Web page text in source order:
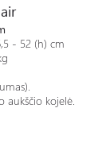
- 52 (h) cm
kojelė.